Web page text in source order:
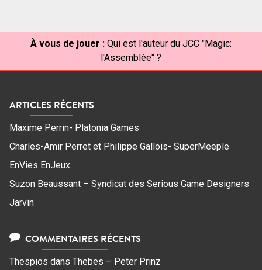
À vous de jouer : Qui est l'auteur du JCC "Magic:
l'Assemblée" ?
ARTICLES RÉCENTS
Maxime Perrin- Platonia Games
Charles-Amir Perret et Philippe Gallois- SuperMeeple
EnVies EnJeux
Suzon Beaussant – Syndicat des Serious Game Designers
Jarvin
COMMENTAIRES RÉCENTS
Thespios dans Thebes – Peter Prinz